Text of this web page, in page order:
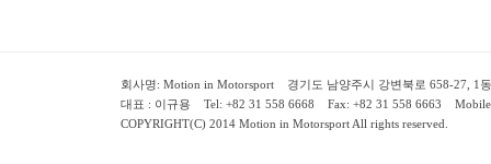
회사명: Motion in Motorsport 경기도 남양주시 강변북로 658-27, 1동
대표 : 이규용 Tel: +82 31 558 6668 Fax: +82 31 558 6663
COPYRIGHT(C) 2014 Motion in Motorsport All rights reserved.